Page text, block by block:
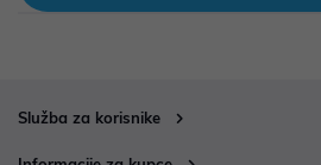
Služba za korisnike